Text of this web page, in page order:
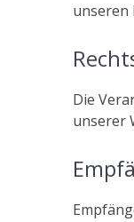
unseren
Die
unserer